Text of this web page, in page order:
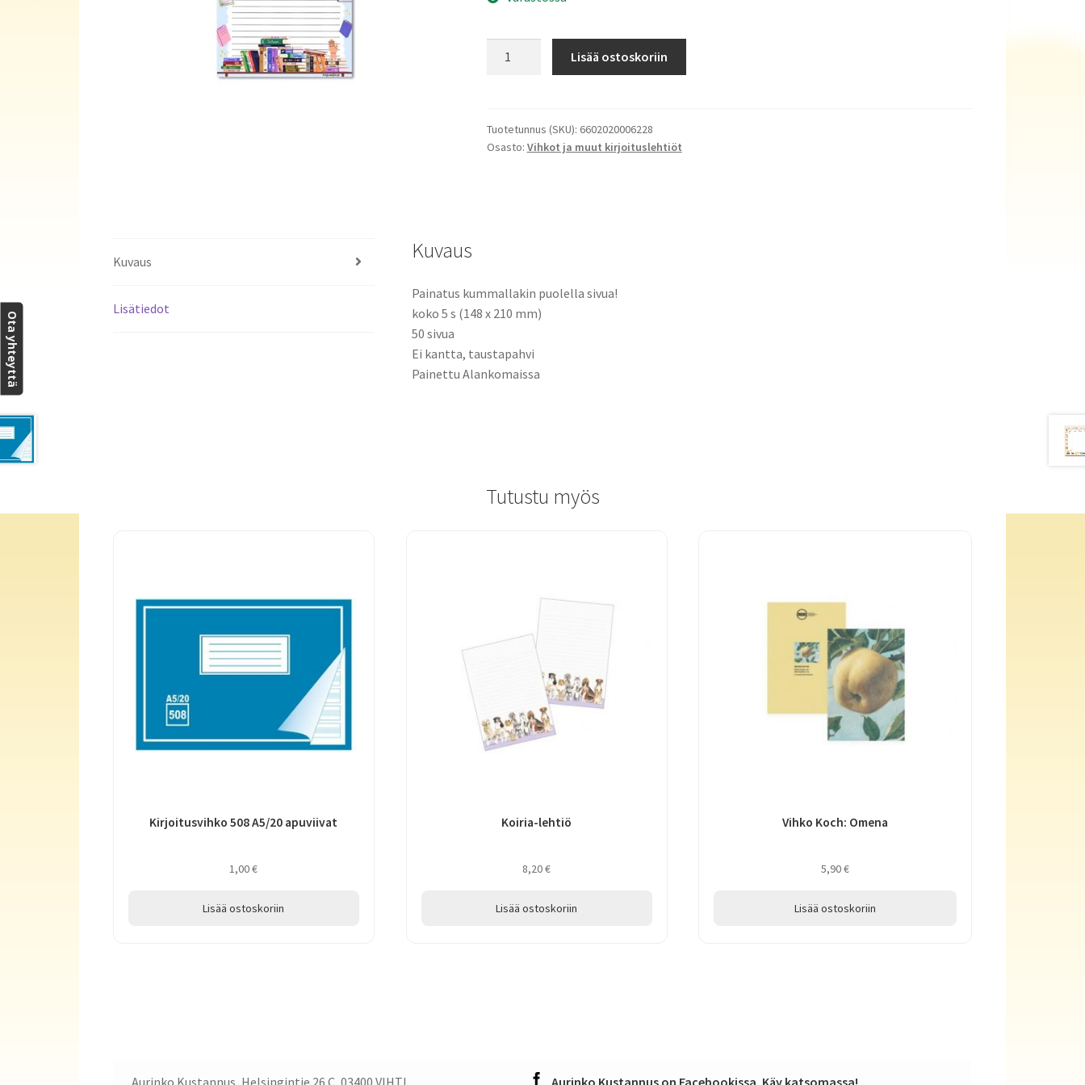
Lisää ostoskoriin
Tuotetunnus (SKU): 6602020006228
Osasto: Vihkot ja muut kirjoituslehtiöt
Kuvaus
Lisätiedot
Kuvaus
Painatus kummallakin puolella sivua!
koko 5 s (148 x 210 mm)
50 sivua
Ei kantta, taustapahvi
Painettu Alankomaissa
Tutustu myös
Kirjoitusvihko 508 A5/20 apuviivat
1,00€
Lisää ostoskoriin
Koiria-lehtiö
8,20€
Lisää ostoskoriin
Vihko Koch: Omena
5,90€
Lisää ostoskoriin
Aurinko Kustannus, Helsingintie 26 C, 03400 VIHTI Aurinko Kustannus on Facebookissa. Käy katsomassa!
Ota yhteyttä